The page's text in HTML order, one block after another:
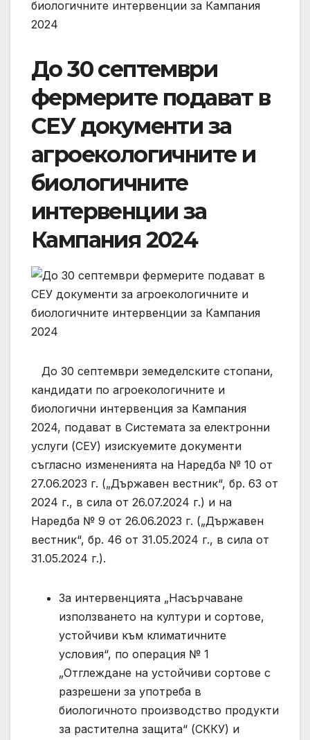
биологичните интервенции за Кампания
2024
До 30 септември
фермерите подават в
СЕУ документи за
агроекологичните и
биологичните
интервенции за
Кампания 2024
До 30 септември земеделските стопани,
кандидати по агроекологичните и
биологични интервенция за Кампания
2024, подават в Системата за електронни
услуги (СЕУ) изискуемите документи
съгласно измененията на Наредба № 10 от
27.06.2023 г. („Държавен вестник“, бр. 63 от
2024 г., в сила от 26.07.2024 г.) и на
Наредба № 9 от 26.06.2023 г. („Държавен
вестник“, бр. 46 от 31.05.2024 г., в сила от
31.05.2024 г.).
За интервенцията „Насърчаване
използването на култури и сортове,
устойчиви към климатичните
условия“, по операция № 1
„Отглеждане на устойчиви сортове с
разрешени за употреба в
биологичното производство продукти
за растителна защита“ (СККУ) и